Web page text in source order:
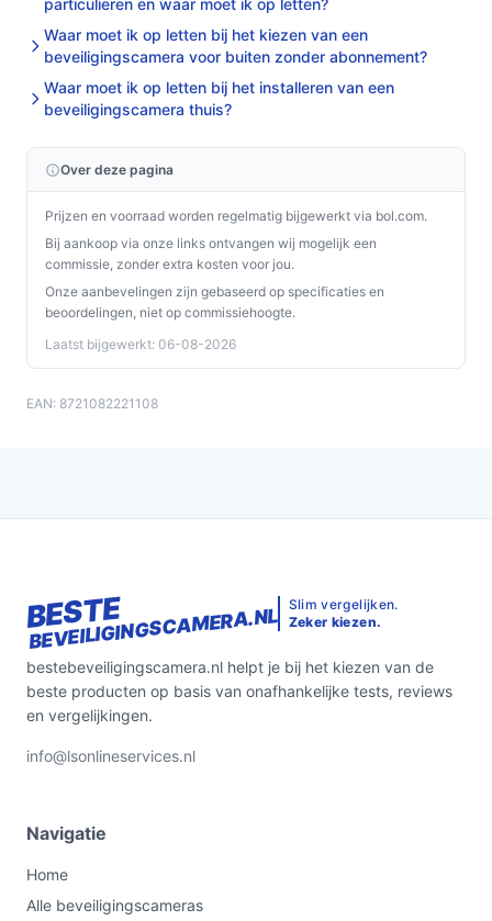
particulieren en waar moet ik op letten?
Waar moet ik op letten bij het kiezen van een
beveiligingscamera voor buiten zonder abonnement?
Waar moet ik op letten bij het installeren van een
beveiligingscamera thuis?
Over deze pagina
Prijzen en voorraad worden regelmatig bijgewerkt via bol.com.
Bij aankoop via onze links ontvangen wij mogelijk een
commissie, zonder extra kosten voor jou.
Onze aanbevelingen zijn gebaseerd op specificaties en
beoordelingen, niet op commissiehoogte.
Laatst bijgewerkt: 06-08-2026
EAN: 8721082221108
BESTE
BEVEILIGINGSCAMERA.NL Slim vergelijken.
Zeker kiezen.
bestebeveiligingscamera.nl helpt je bij het kiezen van de
beste producten op basis van onafhankelijke tests, reviews
en vergelijkingen.
info@lsonlineservices.nl
Navigatie
Home
Alle beveiligingscameras